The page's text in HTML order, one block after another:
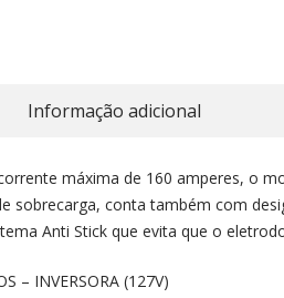
Informação adicional
máxima de 160 amperes, o
sobrecarga, conta também com
Anti Stick que evita que o
– INVERSORA (127V)